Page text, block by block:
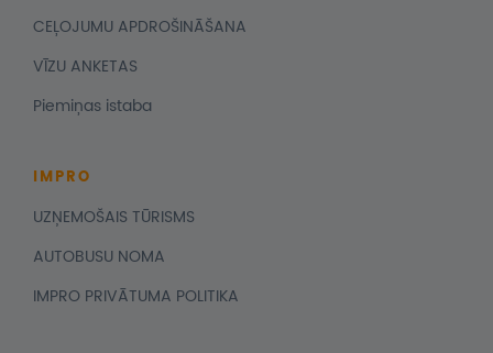
CEĻOJUMU APDROŠINĀŠANA
VĪZU ANKETAS
Piemiņas istaba
IMPRO
UZŅEMOŠAIS TŪRISMS
AUTOBUSU NOMA
IMPRO PRIVĀTUMA POLITIKA